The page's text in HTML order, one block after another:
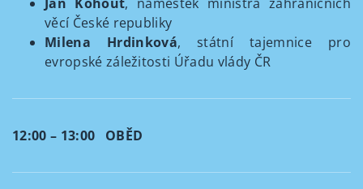
věcí České republiky
Milena Hrdinková, státní tajemnice pro
evropské záležitosti Úřadu vlády ČR
12:00 – 13:00 OBĚD